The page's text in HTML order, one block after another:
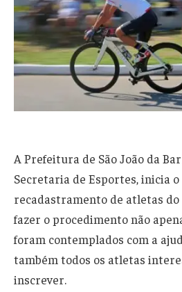
A Prefeitura de São João da
Secretaria de Esportes, inicia o
recadastramento de atletas do
fazer o procedimento não
foram contemplados com a
também todos os atletas
inscrever.